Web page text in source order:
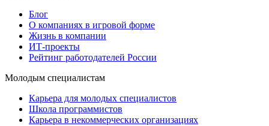
Блог
О компаниях в игровой форме
Жизнь в компании
ИТ-проекты
Рейтинг работодателей России
Молодым специалистам
Карьера для молодых специалистов
Школа программистов
Карьера в некоммерческих организациях